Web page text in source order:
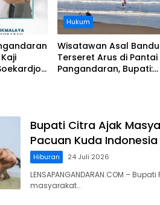
Hukum
Wisatawan Asal
Terseret Arus di Pantai
Pangandaran, Bupati:
Bupati Citra Ajak
Pacuan Kuda
Hiburan 24 Juli 2026
LENSAPANGANDARAN.COM –
masyarakat…